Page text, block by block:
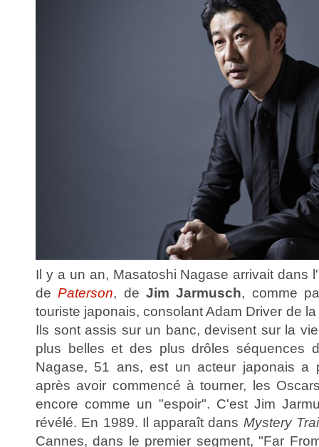
Il y a un an, Masatoshi Nagase arrivait dans
dePaterson, de Jim Jarmusch, comme
touriste japonais, consolant Adam Driver de
Ils sont assis sur un banc, devisent sur la
plus belles et des plus drôles séquences
Nagase, 51 ans, est un acteur japonais a
après avoir commencé à tourner, les
encore comme un "espoir". C'est Jim
révélé. En 1989. Il apparaît dans Mystery
Cannes, dans le premier segment, "Far